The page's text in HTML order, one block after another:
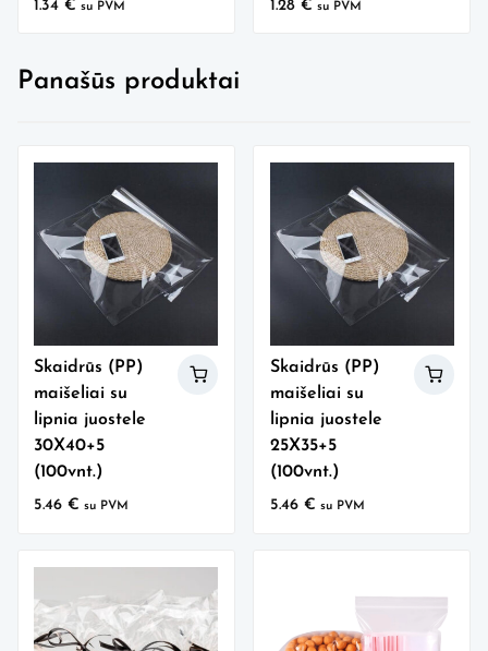
1.34€ su PVM 1.28 € su PVM
Panašūs produktai
Skaidrūs (PP)
maišeliai su
lipnia juostele
30X40+5
(100vnt.)
5.46€ su PVM
Skaidrūs (PP)
maišeliai su
lipnia juostele
25X35+5
(100vnt.)
5.46 € su PVM